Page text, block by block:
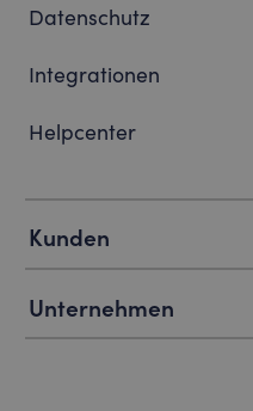
Datenschutz
Integrationen
Helpcenter
Kunden
Unternehmen